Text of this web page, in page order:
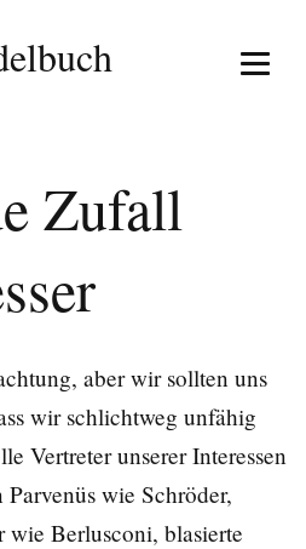
Menü
Zufall
aber wir sollten uns
wir schlichtweg unfähig
Vertreter unserer Interessen
wie Schröder,
wie Berlusconi, blasierte